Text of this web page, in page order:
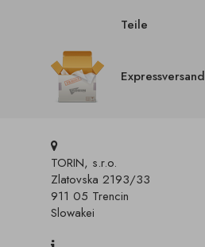
Teile
Expressversand
TORIN, s.r.o.
Zlatovska 2193/33
911 05 Trencin
Slowakei